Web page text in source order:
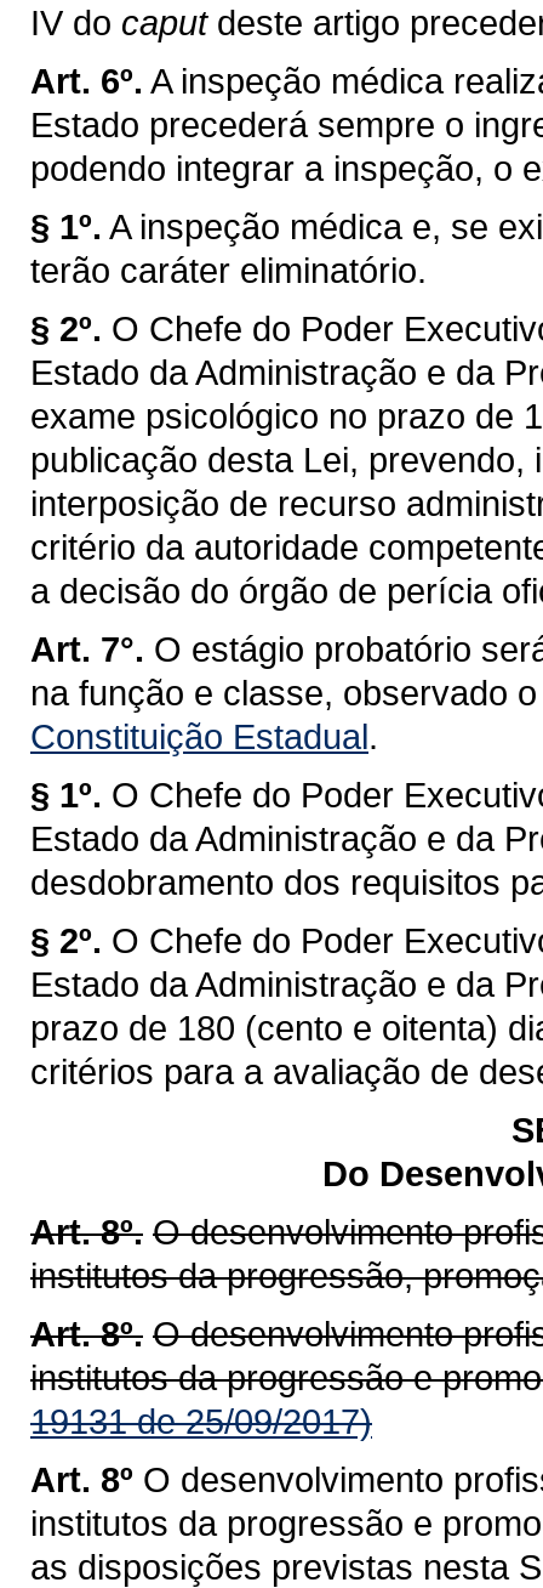
IV do caputdeste artigo
Art. 6º. A inspeção médica
Estado precederá sempre o
podendo integrar a inspeção, o
§ 1º. A inspeção médica e, se
terão caráter eliminatório.
§ 2º. O Chefe do Poder
Estado da Administração e da
exame psicológico no prazo de
publicação desta Lei, prevendo,
interposição de recurso
critério da autoridade
a decisão do órgão de perícia
Art. 7°. O estágio probatório
na função e classe, observado
Constituição Estadual.
§ 1º. O Chefe do Poder
Estado da Administração e da
desdobramento dos requisitos
§ 2º. O Chefe do Poder
Estado da Administração e da
prazo de 180 (cento e oitenta)
critérios para a avaliação de
Do
Art. 8º. O desenvolvimento
institutos da progressão,
Art. 8º. O desenvolvimento
institutos da progressão e
19131 de 25/09/2017)
Art. 8º O desenvolvimento
institutos da progressão e
as disposições previstas nesta